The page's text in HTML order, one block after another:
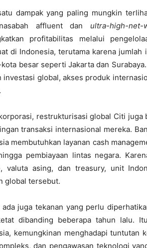
dampak yang paling mungkin
affluent dan ultra-high-net-
profitabilitas melalui
di Indonesia, terutama karena
besar seperti Jakarta dan Surabaya
investasi global, akses produk
restrukturisasi global Citi juga
transaksi internasional mereka.
membutuhkan layanan cash
pembiayaan lintas negara.
valuta asing, dan treasury, unit
global tersebut.
ada juga tekanan yang perlu
dibanding beberapa tahun lalu.
kemungkinan menghadapi
dan pengawasan teknologi